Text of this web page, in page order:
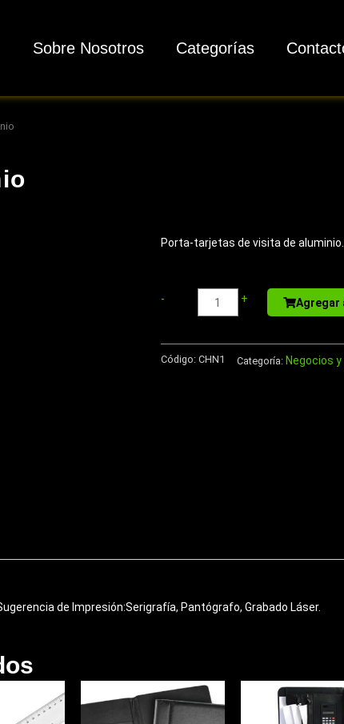
Sobre Nosotros Categorías
Porta-tarjetas de visita de aluminio.
-
Bottle
Aluminio
+ Agregar
Código: CHN1 Categoría: Negocios
de Impresión:Serigrafía, Pantógrafo, Grabado Láser.